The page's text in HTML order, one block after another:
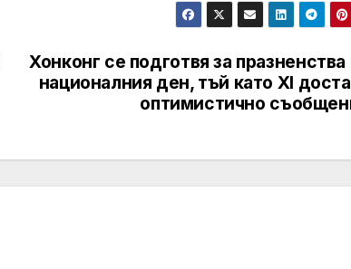
Хонконг се подготвя за празненства
националния ден, тъй като XI
оптимистично